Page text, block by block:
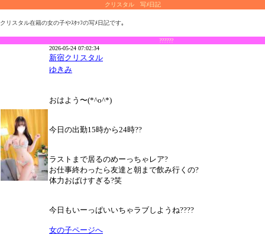
クリスタル 写ﾒ日記
クリスタル在籍の女の子やｽﾀｯﾌの写ﾒ日記です｡
??????
2026-05-24 07:02:34
新宿クリスタル
ゆきみ
おはよう〜(*^o^*)
今日の出勤15時から24時??
ラストまで居るのめーっちゃレア?
お仕事終わったら友達と朝まで飲み行くの?
体力おばけすぎる?笑
今日もいーっぱいいちゃラブしようね????
女の子ページへ